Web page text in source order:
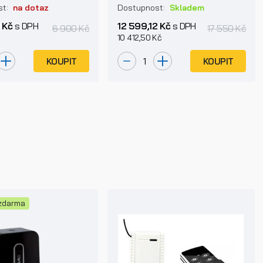
na dotaz
s DPH 6 900 Kč
KOUPIT
Dostupnost: Skladem
12 599,12 Kčs DPH
10 412,50 Kč
17 550 Kč
KOUPIT